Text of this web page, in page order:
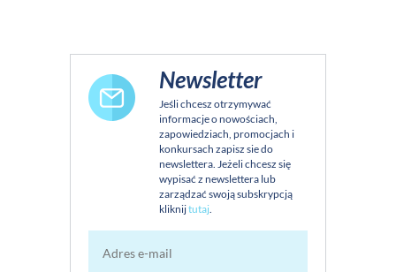
Newsletter
Jeśli chcesz otrzymywać
informacje o nowościach,
zapowiedziach, promocjach i
konkursach zapisz sie do
newslettera. Jeżeli chcesz się
wypisać z newslettera lub
zarządzać swoją subskrypcją
kliknijtutaj.